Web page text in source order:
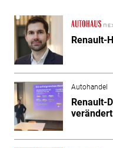
Renault-
Autohandel
Renault-